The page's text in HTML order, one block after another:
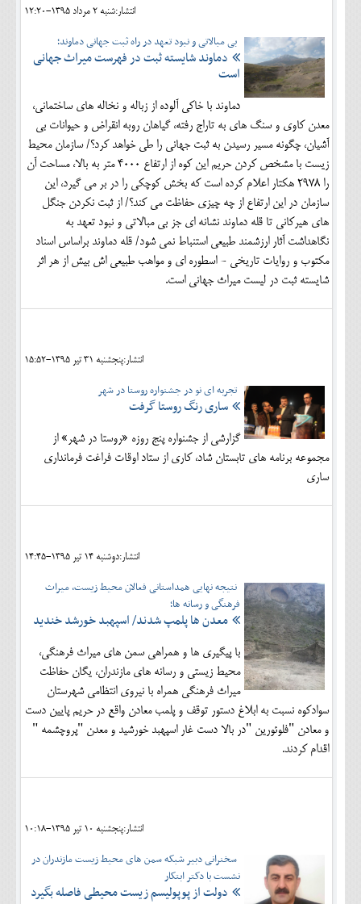
انتشار:شنبه 2 مرداد 1395-12:20
بی مبالاتی و نبود تعهد در راه ثبت جهانی دماوند؛
دماوند شایسته ثبت در فهرست میراث جهانی
است
دماوند با خاکی آلوده از زباله و نخاله های ساختمانی،
معدن کاوی و سنگ های به تاراج رفته، گیاهان روبه انقراض و حیوانات بی
آشیان، چگونه مسیر رسیدن به ثبت جهانی را طی خواهد کرد؟/ سازمان محیط
زیست با مشخص کردن حریم این کوه از ارتفاع 4000 متر به بالا، مساحت آن
را 2978 هکتار اعلام کرده است كه بخش كوچكی را در بر می ‌گيرد، این
سازمان در این ارتفاع از چه چیزی حفاظت می کند؟/ از ثبت نکردن جنگل
های هیرکانی تا قله دماوند نشانه ای جز بی مبالاتی و نبود تعهد به
نگاهداشت آثار ارزشمند طبیعی استنباط نمی شود/ قله دماوند براساس اسناد
مکتوب و روایات تاریخی - اسطوره ای و مواهب طبیعی اش بیش از هر اثر
شایسته ثبت در لیست میراث جهانی است.
انتشار:پنجشنبه 31 تير 1395-15:52
تجربه ای نو در جشنواره روستا در شهر
ساری رنگ روستا گرفت
گزارشی از جشنواره پنج روزه «روستا در شهر» از
مجموعه برنامه های تابستان شاد، کاری از ستاد اوقات فراغت فرمانداری
ساری
انتشار:دوشنبه 14 تير 1395-14:45
نتیجه نهایی همداستانی فعالان محیط زیست، میراث
فرهنگی و رسانه ها؛
معدن ها پلمپ شدند/ اسپهبد خورشد خندید
با پیگیری ها و همراهی سمن های میراث فرهنگی،
محیط زیستی و رسانه های مازندران، یگان حفاظت
میراث فرهنگی همراه با نیروی انتظامی شهرستان
سوادکوه نسبت به ابلاغ دستور توقف و پلمب معادن واقع در حریم پایین دست
و معادن "فلوئورین "در بالا دست غار اسپهبد خورشید و معدن "پروچشمه "
اقدام کردند.
انتشار:پنجشنبه 10 تير 1395-10:18
سخنرانی دبیر شبکه سمن های محیط زیست مازندران در
نشست با دکتر ابتکار
دولت از پوپولیسم زیست محیطی فاصله بگیرد